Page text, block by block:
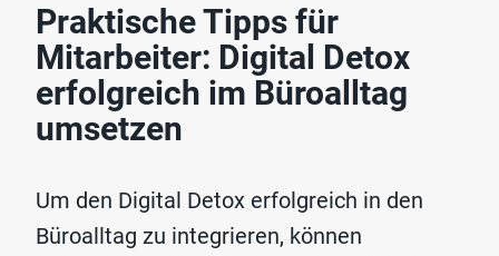
Praktische Tipps für
Mitarbeiter: Digital Detox
erfolgreich im Büroalltag
umsetzen
Um den Digital Detox erfolgreich in den
Büroalltag zu integrieren, können